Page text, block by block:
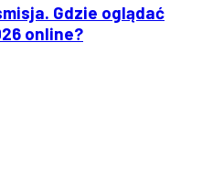
Gdzie oglądać
online?